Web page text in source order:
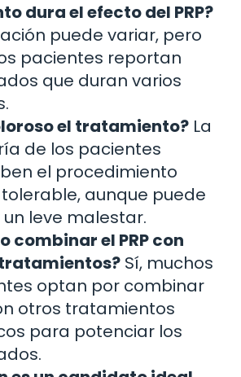
dura el efecto del PRP?
puede variar, pero
pacientes reportan
que duran varios
el tratamiento? La
de los pacientes
el procedimiento
aunque puede
leve malestar.
combinar el PRP con
Sí, muchos
optan por combinar
otros tratamientos
para potenciar los